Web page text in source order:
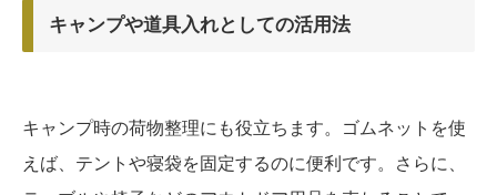
キャンプや道具入れとしての活用法
キャンプ時の荷物整理にも役立ちます。ゴムネットを使
えば、テントや寝袋を固定するのに便利です。さらに、